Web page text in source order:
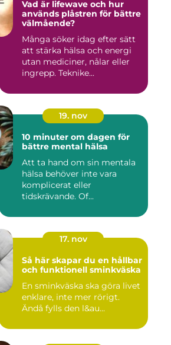
Vad är lifewave och hur
används plåstren för bättre
välmående?
Många söker idag efter sätt
att stärka hälsa och energi
utan mediciner, nålar eller
ingrepp. Teknike...
19. nov
10 minuter om dagen för
bättre mental hälsa
Att ta hand om sin mentala
hälsa behöver inte vara
komplicerat eller
tidskrävande. Of...
17. nov
Så här skapar du en hållbar
och funktionell sminkväska
En sminkväska ska göra livet
enklare, inte mer rörigt.
Ändå fylls den l&au...